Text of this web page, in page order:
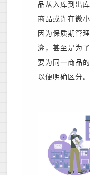
品从入库到出
商品或许在微
因为保质期管
溯，甚至是为
要为同一商品
以便明确区分。